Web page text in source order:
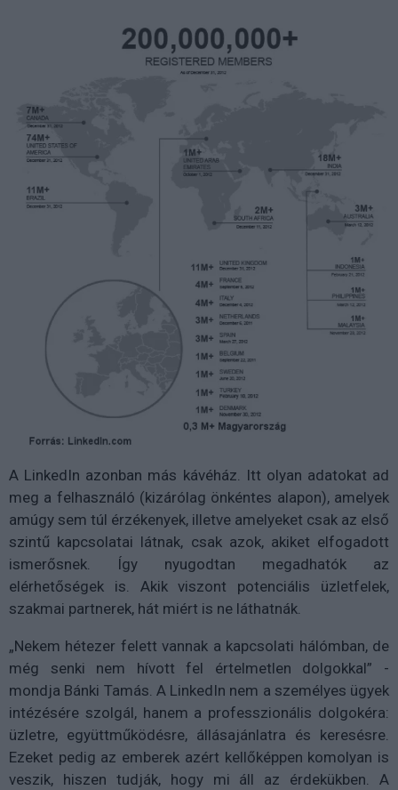
A LinkedIn azonban más kávéház. Itt olyan adatokat ad
meg a felhasználó (kizárólag önkéntes alapon), amelyek
amúgy sem túl érzékenyek, illetve amelyeket csak az első
szintű kapcsolatai látnak, csak azok, akiket elfogadott
ismerősnek. Így nyugodtan megadhatók az
elérhetőségek is. Akik viszont potenciális üzletfelek,
szakmai partnerek, hát miért is ne láthatnák.
„Nekem hétezer felett vannak a kapcsolati hálómban, de
még senki nem hívott fel értelmetlen dolgokkal” -
mondja Bánki Tamás. A LinkedIn nem a személyes ügyek
intézésére szolgál, hanem a professzionális dolgokéra:
üzletre, együttműködésre, állásajánlatra és keresésre.
Ezeket pedig az emberek azért kellőképpen komolyan is
veszik, hiszen tudják, hogy mi áll az érdekükben. A